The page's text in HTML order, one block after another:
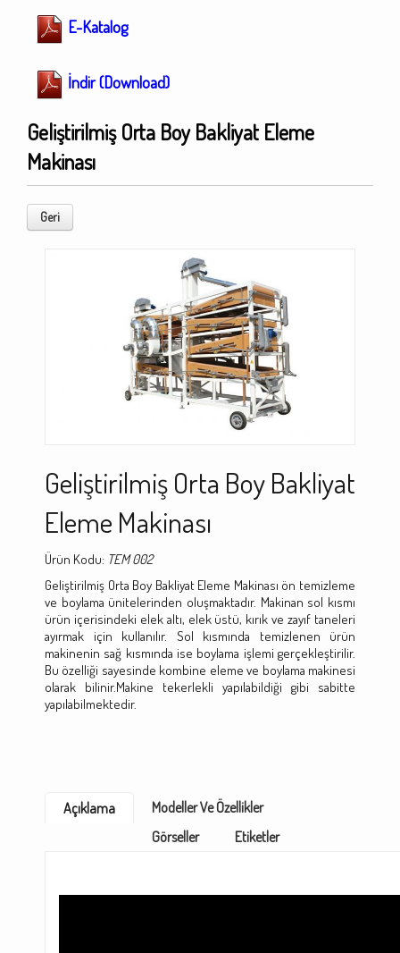
E-Katalog
İndir (Download)
Geliştirilmiş Orta Boy Bakliyat Eleme
Makinası
Geri
Geliştirilmiş Orta Boy Bakliyat
Eleme Makinası
Ürün Kodu: TEM 002
Geliştirilmiş Orta Boy Bakliyat Eleme Makinası ön temizleme
ve boylama ünitelerinden oluşmaktadır. Makinan sol kısmı
ürün içerisindeki elek altı, elek üstü, kırık ve zayıf taneleri
ayırmak için kullanılır. Sol kısmında temizlenen ürün
makinenin sağ kısmında ise boylama işlemi gerçekleştirilir.
Bu özelliği sayesinde kombine eleme ve boylama makinesi
olarak bilinir.Makine tekerlekli yapılabildiği gibi sabitte
yapılabilmektedir.
Açıklama
Modeller Ve Özellikler
Görseller
Etiketler